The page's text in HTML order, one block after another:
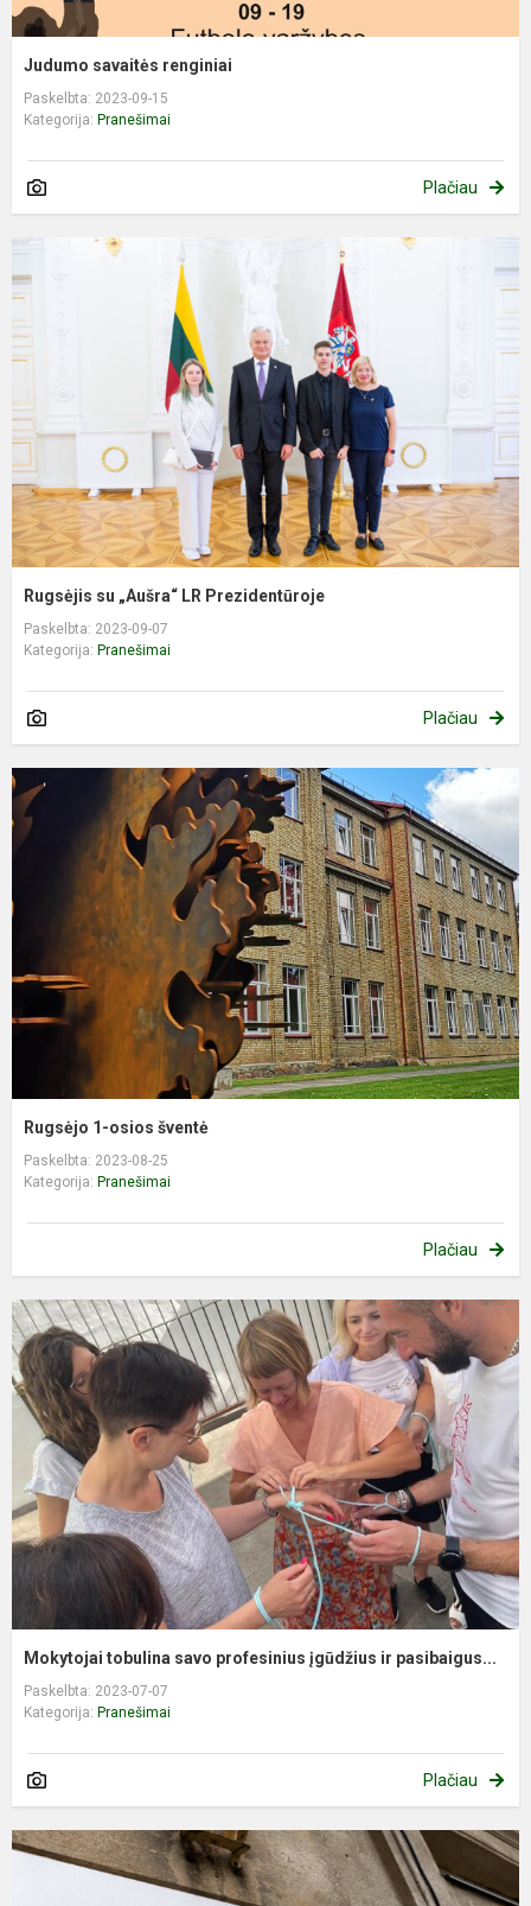
Judumo savaitės renginiai
Paskelbta: 2023-09-15
Kategorija: Pranešimai
Plačiau
Rugsėjis su „Aušra“ LR Prezidentūroje
Paskelbta: 2023-09-07
Kategorija: Pranešimai
Plačiau
Rugsėjo 1-osios šventė
Paskelbta: 2023-08-25
Kategorija: Pranešimai
Plačiau
Mokytojai tobulina savo profesinius įgūdžius ir pasibaigus...
Paskelbta: 2023-07-07
Kategorija: Pranešimai
Plačiau